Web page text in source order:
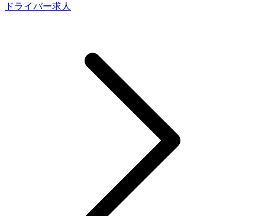
ドライバー求人